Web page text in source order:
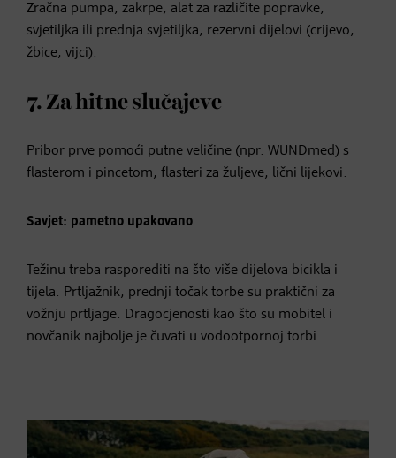
Zračna pumpa, zakrpe, alat za različite popravke,
svjetiljka ili prednja svjetiljka, rezervni dijelovi (crijevo,
žbice, vijci).
7. Za hitne slučajeve
Pribor prve pomoći putne veličine (npr. WUNDmed) s
flasterom i pincetom, flasteri za žuljeve, lični lijekovi.
Savjet: pametno upakovano
Težinu treba rasporediti na što više dijelova bicikla i
tijela. Prtljažnik, prednji točak torbe su praktični za
vožnju prtljage. Dragocjenosti kao što su mobitel i
novčanik najbolje je čuvati u vodootpornoj torbi.